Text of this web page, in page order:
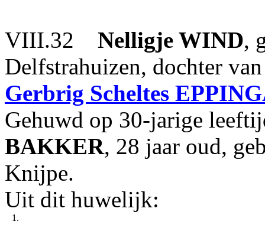
VIII.32 Nelligje WIND,
Delfstrahuizen, dochter
Gerbrig Scheltes
Gehuwd op 30-jarige
BAKKER, 28 jaar oud,
Knijpe.
Uit dit huwelijk:
1.